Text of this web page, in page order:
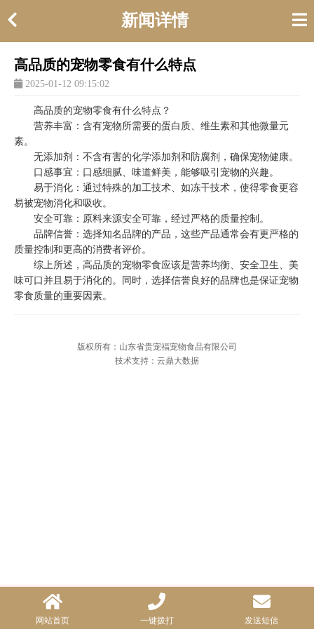
新闻详情
高品质的宠物零食有什么特点
2025-01-12 09:15:02
高品质的宠物零食有什么特点？
营养丰富：含有宠物所需要的蛋白质、维生素和其他微量元
素。
无添加剂：不含有害的化学添加剂和防腐剂，确保宠物健康。
口感事宜：口感细腻、味道鲜美，能够吸引宠物的兴趣。
易于消化：通过特殊的加工技术、如冻干技术，使得零食更容
易被宠物消化和吸收。
安全可靠：原料来源安全可靠，经过严格的质量控制。
品牌信誉：选择知名品牌的产品，这些产品通常会有更严格的
质量控制和更高的消费者评价。
综上所述，高品质的宠物零食应该是营养均衡、安全卫生、美
味可口并且易于消化的。同时，选择信誉良好的品牌也是保证宠物
零食质量的重要因素。
版权所有：山东省贵宠福宠物食品有限公司
技术支持：云鼎大数据
网站首页 一键拨打 发送短信